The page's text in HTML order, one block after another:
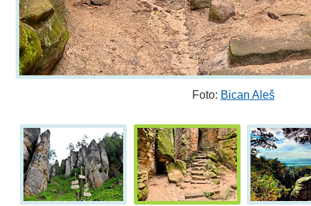
Foto: Bican Aleš